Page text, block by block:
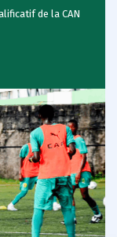
de la CAN